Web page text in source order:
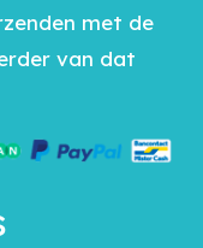
met de
van dat